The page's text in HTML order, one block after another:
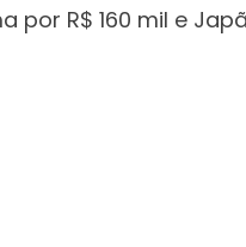
R$ 160 mil e